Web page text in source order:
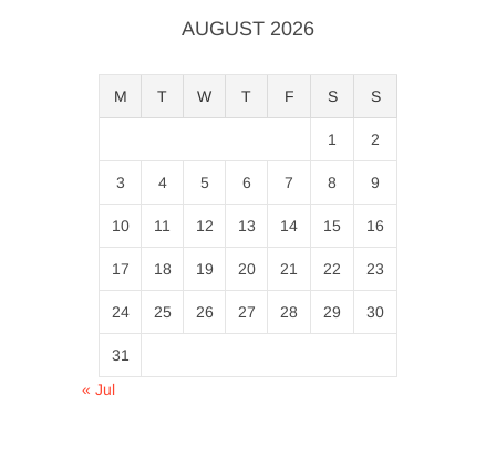
AUGUST 2026
M T W T F S S
1 2
3 4 5 6 7 8 9
10 11 12 13 14 15 16
17 18 19 20 21 22 23
24 25 26 27 28 29 30
31
« Jul